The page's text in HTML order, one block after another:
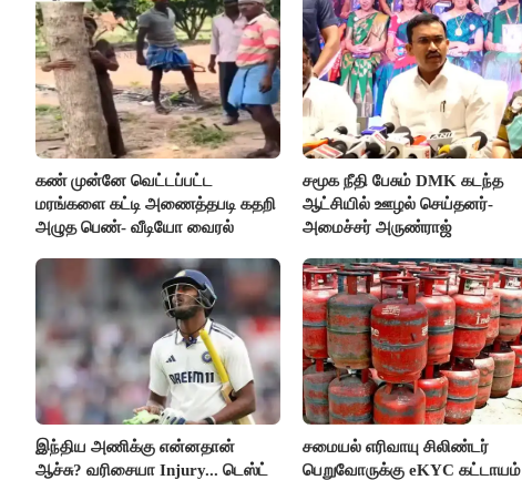
கண் முன்னே வெட்டப்பட்ட
மரங்களை கட்டி அணைத்தபடி கதறி
அழுத பெண்- வீடியோ வைரல்
சமூக நீதி பேசும் DMK கடந்த
ஆட்சியில் ஊழல் செய்தனர்-
அமைச்சர் அருண்ராஜ்
இந்திய அணிக்கு என்னதான்
ஆச்சு? வரிசையா Injury... டெஸ்ட்
சமையல் எரிவாயு சிலிண்டர்
பெறுவோருக்கு eKYC கட்டாயம்